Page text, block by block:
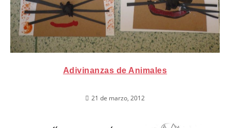
Adivinanzas de Animales
21 de marzo, 2012